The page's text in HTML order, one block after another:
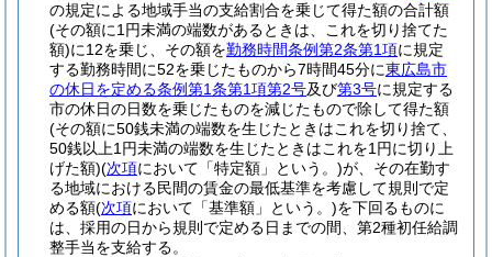
の規定による地域手当の支給割合を乗じて得た額の合計額
(その額に1円未満の端数があるときは、これを切り捨てた
額)に12を乗じ、その額を勤務時間条例第2条第1項に規定
する勤務時間に52を乗じたものから7時間45分に東広島市
の休日を定める条例第1条第1項第2号及び第3号に規定する
市の休日の日数を乗じたものを減じたもので除して得た額
(その額に50銭未満の端数を生じたときはこれを切り捨て、
50銭以上1円未満の端数を生じたときはこれを1円に切り上
げた額)(次項において「特定額」という。)が、その在勤す
る地域における民間の賃金の最低基準を考慮して規則で定
める額(次項において「基準額」という。)を下回るものに
は、採用の日から規則で定める日までの間、第2種初任給調
整手当を支給する。